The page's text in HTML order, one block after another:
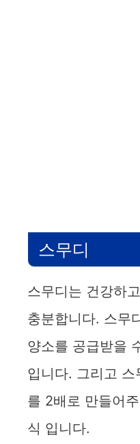
스무디
스무디는 건강하
충분합니다. 스무
양소를 공급받을
입니다. 그리고
를 2배로 만들어
식 입니다.